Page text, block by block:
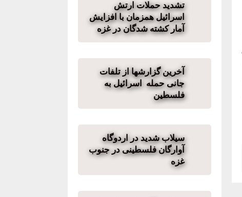
تشدید حملات ارتش
اسرائیل همزمان با افزایش
آمار کشته شدگان در غزه
آخرین گزارشها از تلفات
جانی حمله اسرائیل به
فلسطین
سیلاب شدید در اردوگاه
آوارگان فلسطینی در جنوب
غزه